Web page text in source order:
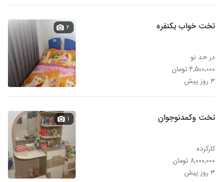
تخت خواب یکنفره
در حد نو
۴,۵۰۰,۰۰۰ تومان
۳ روز پیش
۲
تخت وکمدنوجوان
کارکرده
۸,۰۰۰,۰۰۰ تومان
۳ روز پیش
۱